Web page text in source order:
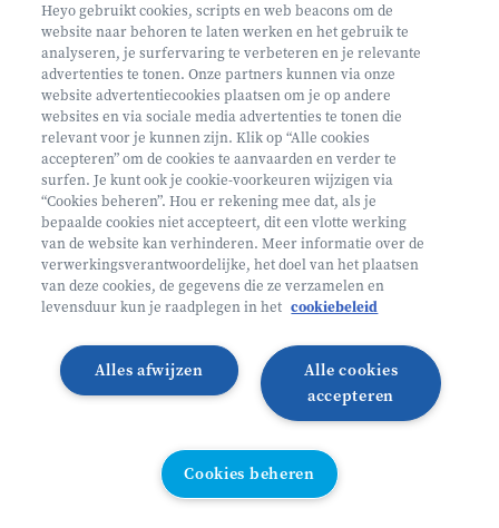
€ 160
Helan: €128
Mini ontdekkers
Oosterzele België
2 - 5 jaar
10/08 - 14/08
Zonder overnachting
Lees meer Inschrijven
LAATSTE PLAATSEN
Heyo gebruikt cookies, scripts en web beacons om de
website naar behoren te laten werken en het gebruik te
analyseren, je surfervaring te verbeteren en je relevante
advertenties te tonen. Onze partners kunnen via onze
website advertentiecookies plaatsen om je op andere
websites en via sociale media advertenties te tonen die
relevant voor je kunnen zijn. Klik op “Alle cookies
accepteren” om de cookies te aanvaarden en verder te
surfen. Je kunt ook je cookie-voorkeuren wijzigen via
“Cookies beheren”. Hou er rekening mee dat, als je
bepaalde cookies niet accepteert, dit een vlotte werking
van de website kan verhinderen. Meer informatie over de
verwerkingsverantwoordelijke, het doel van het plaatsen
van deze cookies, de gegevens die ze verzamelen en
levensduur kun je raadplegen in het cookiebeleid
Alle cookies
accepteren
Alles afwijzen
Cookies beheren